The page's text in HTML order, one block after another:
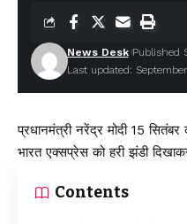
Last updated:
News Desk Published
प्रधानमंत्री नरेंद्र मोदी 15
भारत एक्सप्रेस को हरी झंडी
Contents